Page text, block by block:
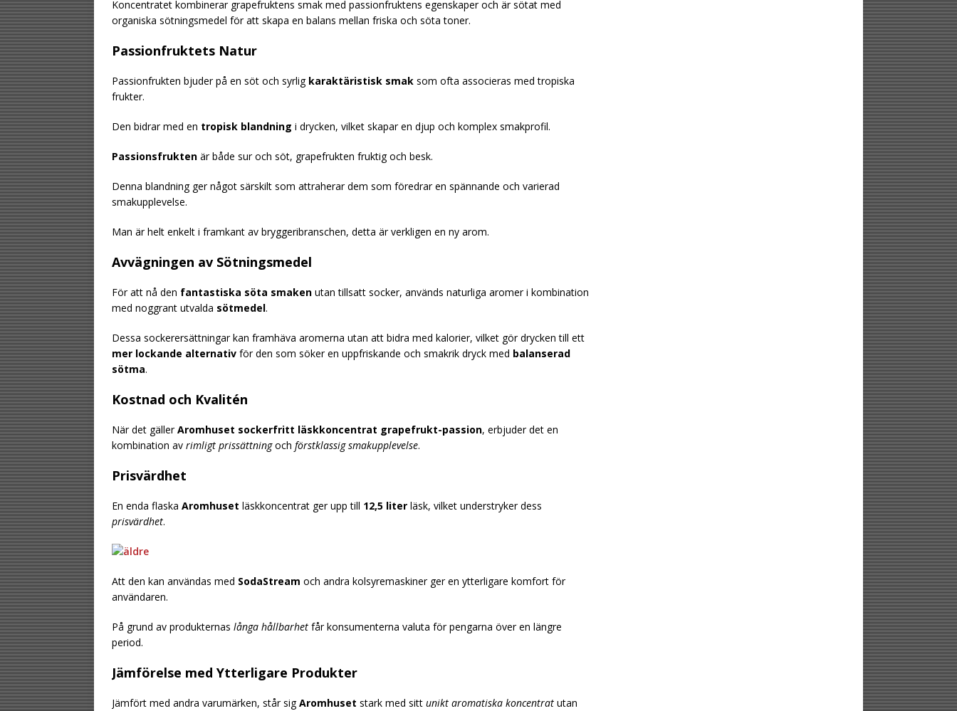
Koncentratet kombinerar grapefruktens smak med passionfruktens egenskaper och är sötat med
organiska sötningsmedel för att skapa en balans mellan friska och söta toner.
Passionfruktets Natur
Passionfrukten bjuder på en söt och syrlig karaktäristisk smak som ofta associeras med tropiska
frukter.
Den bidrar med en tropisk blandning i drycken, vilket skapar en djup och komplex smakprofil.
Passionsfrukten är både sur och söt, grapefrukten fruktig och besk.
Denna blandning ger något särskilt som attraherar dem som föredrar en spännande och varierad
smakupplevelse.
Man är helt enkelt i framkant av bryggeribranschen, detta är verkligen en ny arom.
Avvägningen av Sötningsmedel
För att nå den fantastiska söta smaken utan tillsatt socker, används naturliga aromer i kombination
med noggrant utvalda sötmedel.
Dessa sockerersättningar kan framhäva aromerna utan att bidra med kalorier, vilket gör drycken till ett
mer lockande alternativ för den som söker en uppfriskande och smakrik dryck med balanserad
sötma.
Kostnad och Kvalitén
När det gällerAromhuset sockerfritt läskkoncentrat grapefrukt-passion, erbjuder det en
kombination av rimligt prissättningoch förstklassig smakupplevelse.
Prisvärdhet
En enda flaska Aromhuset läskkoncentrat ger upp till 12,5 liter läsk, vilket understryker dess
prisvärdhet.
Att den kan användas med SodaStream och andra kolsyremaskiner ger en ytterligare komfort för
användaren.
På grund av produkternas långa hållbarhet får konsumenterna valuta för pengarna över en längre
period.
Jämförelse med Ytterligare Produkter
Jämfört med andra varumärken, står sigAromhuset stark med sitt unikt aromatiska koncentrat utan